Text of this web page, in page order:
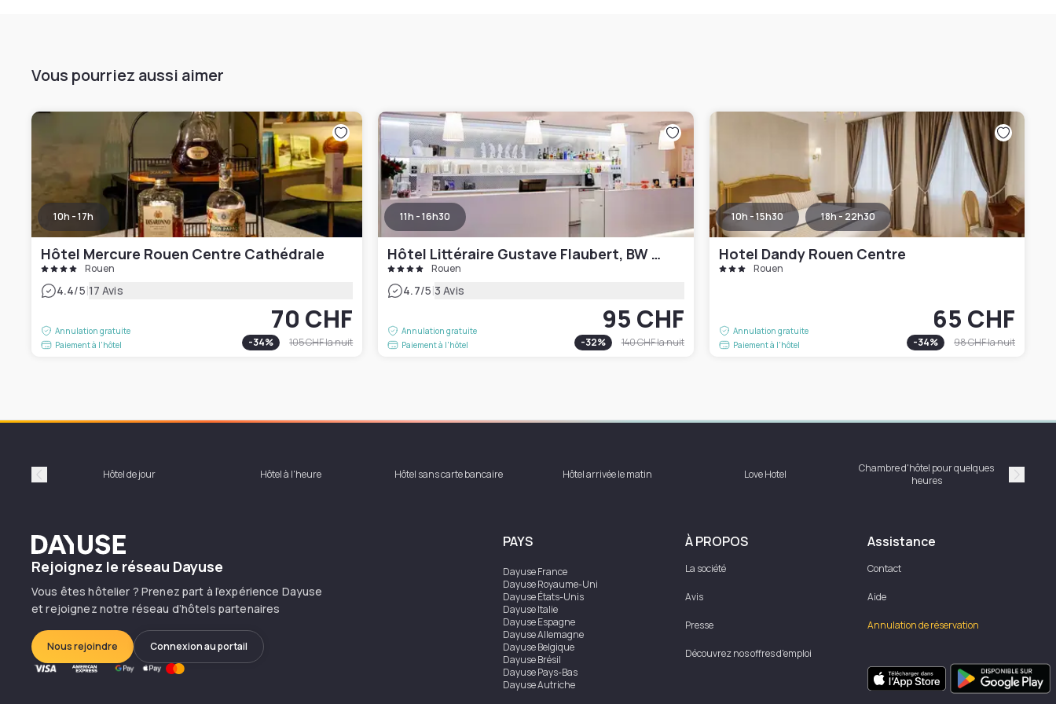
Vous pourriez aussi aimer
10h - 17h
Hôtel Mercure Rouen Centre Cathédrale
Rouen
4.4/5|17 Avis
Annulation gratuite
Paiement à l'hôtel
70 CHF
-34% 105 CHFla nuit
11h - 16h30
Hôtel Littéraire Gustave Flaubert, BW Signature Collection
Rouen
4.7/5|3 Avis
Annulation gratuite
Paiement à l'hôtel
95 CHF
-32% 140 CHFla nuit
10h - 15h30 18h - 22h30
Hotel Dandy Rouen Centre
Rouen
Annulation gratuite
Paiement à l'hôtel
65 CHF
-34% 98 CHFla nuit
Précédent Hôtel de jour Hôtel à l'heure Hôtel sans carte bancaire Hôtel arrivée le matin Love Hotel
Chambre d'hôtel pour quelques
heures
Dayuse
Rejoignez le réseau Dayuse
Vous êtes hôtelier ? Prenez part à l’expérience Dayuse
et rejoignez notre réseau d’hôtels partenaires
Nous rejoindre Connexion au portail
PAYS
DayuseFrance
DayuseRoyaume-Uni
DayuseÉtats-Unis
DayuseItalie
DayuseEspagne
DayuseAllemagne
DayuseBelgique
DayuseBrésil
DayusePays-Bas
DayuseAutriche
À PROPOS
La société
Avis
Presse
Découvrez nos offres d'emploi
Assistance
Contact
Aide
Annulation de réservation